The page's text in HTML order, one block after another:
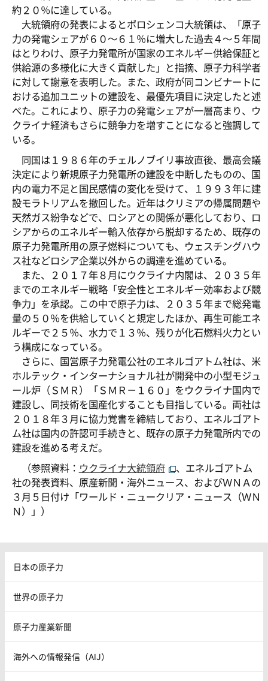
約２０％に達している。
大統領府の発表によるとポロシェンコ大統領は、「原子
力の発電シェアが６０～６１％に増大した過去４～５年間
はとりわけ、原子力発電所が国家のエネルギー供給保証と
供給源の多様化に大きく貢献した」と指摘、原子力科学者
に対して謝意を表明した。また、政府が同コンビナートに
おける追加ユニットの建設を、最優先項目に決定したと述
べた。これにより、原子力の発電シェアが一層高まり、ウ
クライナ経済もさらに競争力を増すことになると強調して
いる。
同国は１９８６年のチェルノブイリ事故直後、最高会議
決定により新規原子力発電所の建設を中断したものの、国
内の電力不足と国民感情の変化を受けて、１９９３年に建
設モラトリアムを撤回した。近年はクリミアの帰属問題や
天然ガス紛争などで、ロシアとの関係が悪化しており、ロ
シアからのエネルギー輸入依存から脱却するため、既存の
原子力発電所用の原子燃料についても、ウェスチングハウ
ス社などロシア企業以外からの調達を進めている。
また、２０１７年８月にウクライナ内閣は、２０３５年
までのエネルギー戦略「安全性とエネルギー効率および競
争力」を承認。この中で原子力は、２０３５年まで総発電
量の５０％を供給していくと規定したほか、再生可能エネ
ルギーで２５％、水力で１３％、残りが化石燃料火力とい
う構成になっている。
さらに、国営原子力発電公社のエネルゴアトム社は、米
ホルテック・インターナショナル社が開発中の小型モジュ
ール炉（ＳＭＲ）「ＳＭＲ－１６０」をウクライナ国内で
建設し、同技術を国産化することも目指している。両社は
２０１８年３月に協力覚書を締結しており、エネルゴアト
ム社は国内の許認可手続きと、既存の原子力発電所内での
建設を進める考えだ。
（参照資料： ウクライナ大統領府
、エネルゴアトム
社の発表資料、原産新聞・海外ニュース、およびＷＮＡの
３月５日付け「ワールド・ニュークリア・ニュース（ＷＮ
Ｎ）」）
日本の原子力
世界の原子力
原子力産業新聞
海外への情報発信（AIJ）